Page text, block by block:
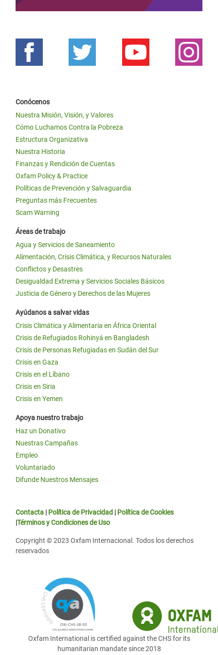
Conócenos
Nuestra Misión, Visión, y Valores
Cómo Luchamos Contra la Pobreza
Estructura Organizativa
Nuestra Historia
Finanzas y Rendición de Cuentas
Oxfam Policy & Practice
Políticas de Prevención y Salvaguardia
Preguntas más Frecuentes
Scam Warning
Áreas de trabajo
Agua y Servicios de Saneamiento
Alimentación, Crisis Climática, y Recursos Naturales
Conflictos y Desastres
Desigualdad Extrema y Servicios Sociales Básicos
Justicia de Género y Derechos de las Mujeres
Ayúdanos a salvar vidas
Crisis Climática y Alimentaria en África Oriental
Crisis de Refugiados Rohinyá en Bangladesh
Crisis de Personas Refugiadas en Sudán del Sur
Crisis en Gaza
Crisis en el Líbano
Crisis en Siria
Crisis en Yemen
Apoya nuestro trabajo
Haz un Donativo
Nuestras Campañas
Empleo
Voluntariado
Difunde Nuestros Mensajes
Contacta | Política de Privacidad | Política de Cookies
|Términos y Condiciones de Uso
Copyright © 2023 Oxfam Internacional. Todos los derechos
reservados
Oxfam International is certified against the CHS for its
humanitarian mandate since 2018